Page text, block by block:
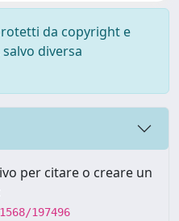
da copyright e
diversa
per citare o creare un
197496